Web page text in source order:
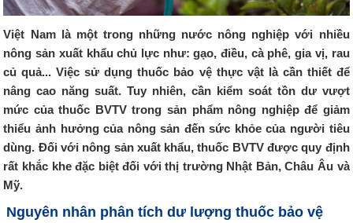
Việt Nam là một trong những nước nông nghiệp với nhiều
nông sản xuất khẩu chủ lực như: gạo, điều, cà phê, gia vị, rau
củ quả... Việc sử dụng thuốc bảo vệ thực vật là cần thiết để
nâng cao năng suất. Tuy nhiên, cần kiểm soát tồn dư vượt
mức của thuốc BVTV trong sản phẩm nông nghiệp để giảm
thiểu ảnh hưởng của nông sản đến sức khỏe của người tiêu
dùng. Đối với nông sản xuất khẩu, thuốc BVTV được quy định
rất khắc khe đặc biệt đối với thị trường Nhật Bản, Châu Âu và
Mỹ.
Nguyên nhân phân tích dư lượng thuốc bảo vệ